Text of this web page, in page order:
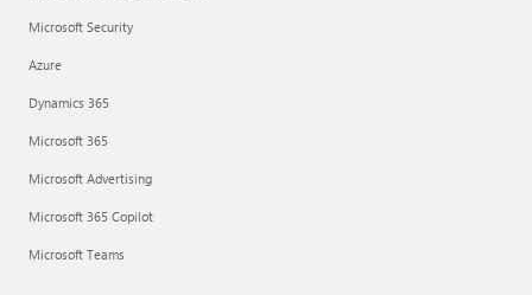
Microsoft Security
Azure
Dynamics 365
Microsoft 365
Microsoft Advertising
Microsoft 365 Copilot
Microsoft Teams